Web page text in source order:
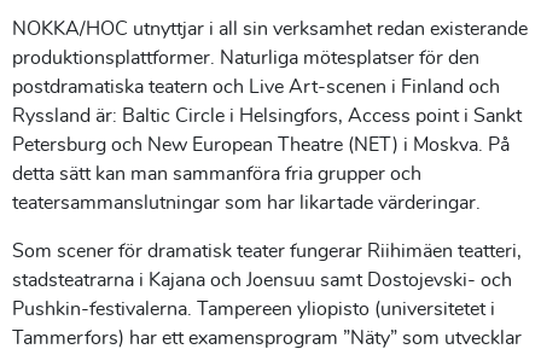
NOKKA/HOC utnyttjar i all sin verksamhet redan existerande
produktionsplattformer. Naturliga mötesplatser för den
postdramatiska teatern och Live Art-scenen i Finland och
Ryssland är: Baltic Circle i Helsingfors, Access point i Sankt
Petersburg och New European Theatre (NET) i Moskva. På
detta sätt kan man sammanföra fria grupper och
teatersammanslutningar som har likartade värderingar.
Som scener för dramatisk teater fungerar Riihimäen teatteri,
stadsteatrarna i Kajana och Joensuu samt Dostojevski- och
Pushkin-festivalerna. Tampereen yliopisto (universitetet i
Tammerfors) har ett examensprogram ”Näty” som utvecklar